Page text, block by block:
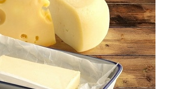
Попробуйте рецепт
легендарного супа доктора
Моро, который без...
08/Січ/2021